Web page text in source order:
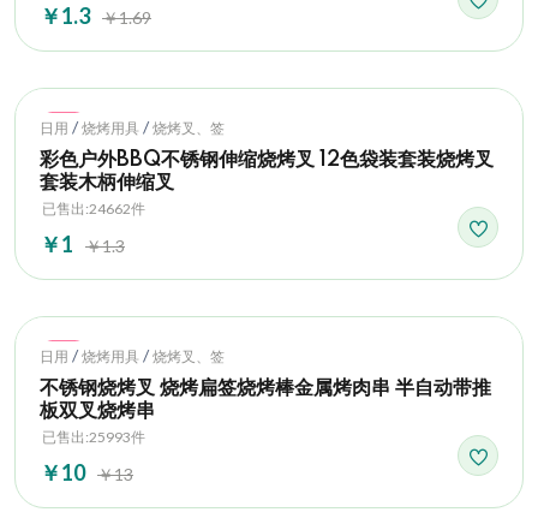
￥1.3 ￥1.69
Hot
日用 / 烧烤用具 / 烧烤叉、签
彩色户外BBQ不锈钢伸缩烧烤叉 12色袋装套装烧烤叉
套装木柄伸缩叉
已售出:24662件
￥1 ￥1.3
Hot
日用 / 烧烤用具 / 烧烤叉、签
不锈钢烧烤叉 烧烤扁签烧烤棒金属烤肉串 半自动带推
板双叉烧烤串
已售出:25993件
￥10 ￥13